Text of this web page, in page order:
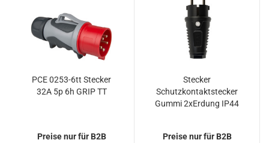
PCE 0253-6tt Stecker
32A 5p 6h GRIP TT
Preise nur für B2B
Stecker
Schutzkontaktstecker
Gummi 2xErdung IP44
Preise nur für B2B